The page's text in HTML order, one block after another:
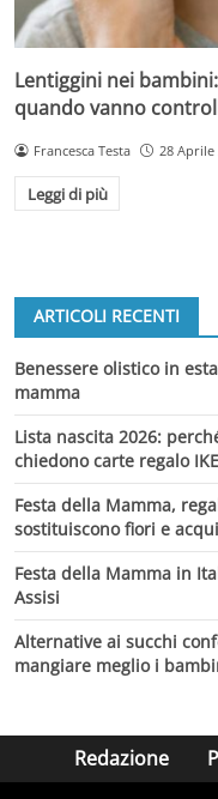
Lentiggini nei
quando vanno
Francesca Testa 28 Aprile
Leggi di più
ARTICOLI RECENTI
Benessere olistico in
mamma
Lista nascita 2026:
chiedono carte regalo
Festa della Mamma,
sostituiscono fiori e
Festa della Mamma in
Assisi
Alternative ai succhi
mangiare meglio i
Redazione